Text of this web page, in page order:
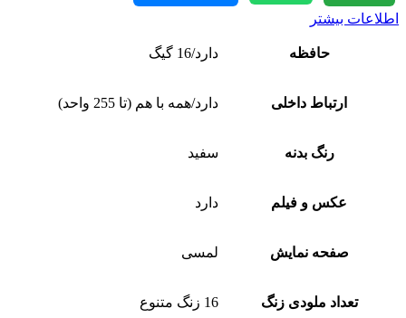
اطلاعات بیشتر
حافظه دارد/16 گیگ
ارتباط داخلی دارد/همه با هم (تا 255 واحد)
رنگ بدنه سفید
عکس و فیلم دارد
صفحه نمایش لمسی
تعداد ملودی زنگ 16 زنگ متنوع